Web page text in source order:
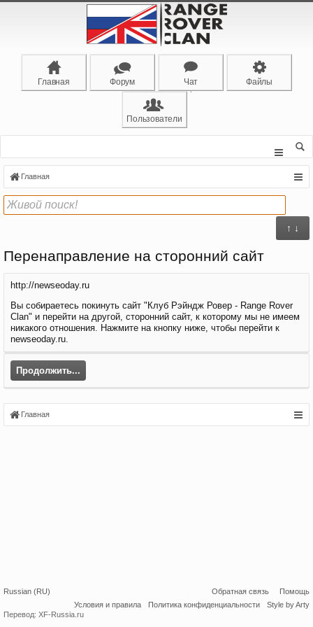
Главная Форум Чат Файлы
Пользователи
Главная
↑ ↓
Перенаправление на сторонний сайт
http://newseoday.ru
Вы собираетесь покинуть сайт "Клуб Рэйндж Ровер - Range Rover
Clan" и перейти на другой, сторонний сайт, к которому мы не имеем
никакого отношения. Нажмите на кнопку ниже, чтобы перейти к
newseoday.ru.
Продолжить...
Главная
Russian (RU) Обратная связь
Помощь
Условия и правила
Политика конфиденциальности
Style by Arty
Перевод: XF-Russia.ru